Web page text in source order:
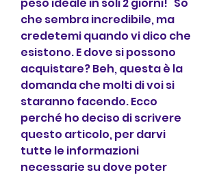
che sembra incredibile, ma
credetemi quando vi dico che
esistono. E dove si possono
acquistare? Beh, questa è la
domanda che molti di voi si
staranno facendo. Ecco
perché ho deciso di scrivere
questo articolo, per darvi
tutte le informazioni
necessarie su dove poter